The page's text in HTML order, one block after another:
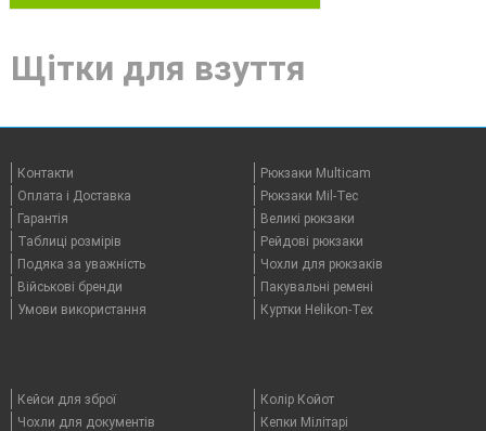
Щітки для взуття
Контакти
Оплата i Доставка
Гарантія
Таблицi розмірів
Подяка за уважність
Військові бренди
Умови використання
Рюкзаки Multicam
Рюкзаки Mil-Tec
Великі рюкзаки
Рейдові рюкзаки
Чохли для рюкзаків
Пакувальні ремені
Куртки Helikon-Tex
Кейси для зброї
Чохли для документів
Колір Койот
Кепки Мілітарі